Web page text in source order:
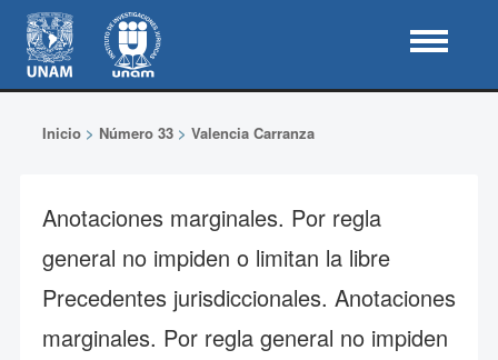
Inicio> Número 33> Valencia Carranza
Anotaciones marginales. Por regla
general no impiden o limitan la libre
Precedentes jurisdiccionales. Anotaciones
marginales. Por regla general no impiden